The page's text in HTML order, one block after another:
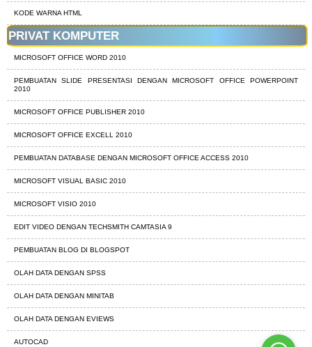
KODE WARNA HTML
PRIVAT KOMPUTER
MICROSOFT OFFICE WORD 2010
PEMBUATAN SLIDE PRESENTASI DENGAN MICROSOFT OFFICE POWERPOINT
2010
MICROSOFT OFFICE PUBLISHER 2010
MICROSOFT OFFICE EXCELL 2010
PEMBUATAN DATABASE DENGAN MICROSOFT OFFICE ACCESS 2010
MICROSOFT VISUAL BASIC 2010
MICROSOFT VISIO 2010
EDIT VIDEO DENGAN TECHSMITH CAMTASIA 9
PEMBUATAN BLOG DI BLOGSPOT
OLAH DATA DENGAN SPSS
OLAH DATA DENGAN MINITAB
OLAH DATA DENGAN EVIEWS
AUTOCAD